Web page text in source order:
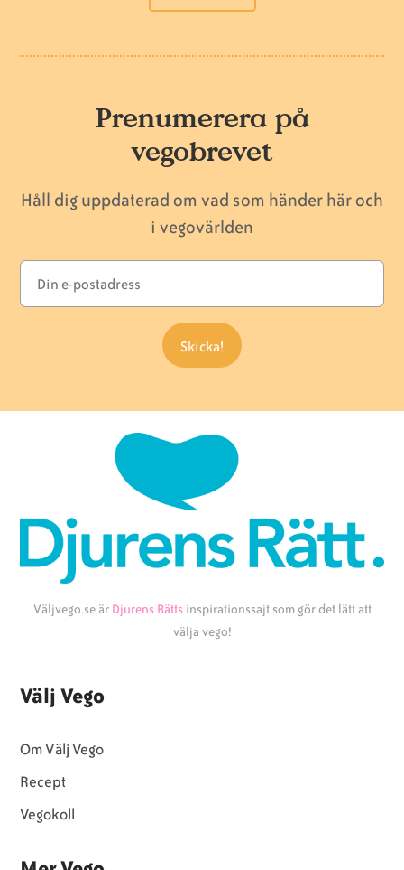
Prenumerera på
vegobrevet
Håll dig uppdaterad om vad som händer här och
i vegovärlden
Väljvego.se är Djurens Rätts inspirationssajt som gör det lätt att
välja vego!
Välj Vego
Om Välj Vego
Recept
Vegokoll